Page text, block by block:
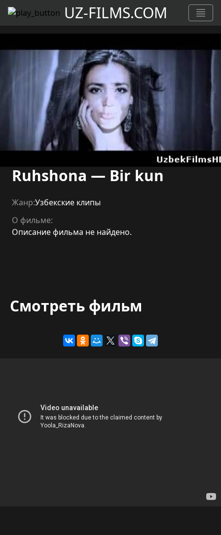
UZ-FILMS.COM
Ruhshona — Bir kun
Жанр:Узбекские клипы
О фильме:
Описание фильма не найдено.
Смотреть фильм